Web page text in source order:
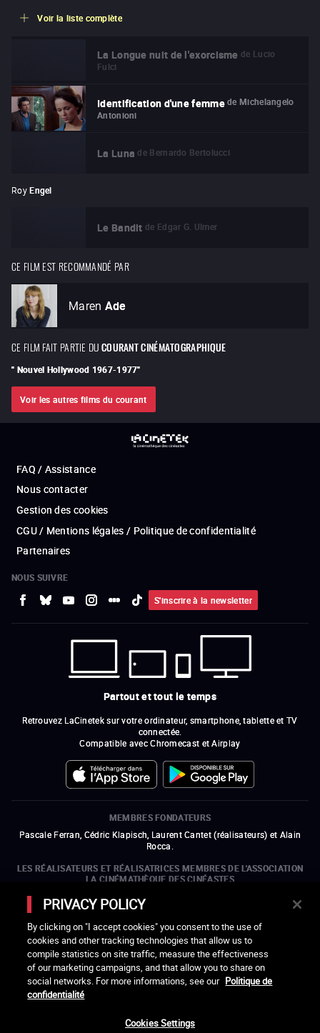
Voir la liste complète
La Longue nuit de l'exorcisme de Lucio
Fulci
Identification d'une femme de Michelangelo
Antonioni
La Luna de Bernardo Bertolucci
Roy Engel
Le Bandit de Edgar G. Ulmer
CE FILM EST RECOMMANDÉ PAR
Maren Ade
CE FILM FAIT PARTIE DUCOURANT CINÉMATOGRAPHIQUE
" Nouvel Hollywood 1967-1977"
Voir les autres films du courant
FAQ / Assistance
Nous contacter
Gestion des cookies
CGU / Mentions légales / Politique de confidentialité
Partenaires
NOUS SUIVRE
S'inscrire à la newsletter
Partout et tout le temps
Retrouvez LaCinetek sur votre ordinateur, smartphone, tablette et TV
connectée.
Compatible avec Chromecast et Airplay
MEMBRES FONDATEURS
Pascale Ferran, Cédric Klapisch, Laurent Cantet (réalisateurs) et Alain
Rocca.
LES RÉALISATEURS ET RÉALISATRICES MEMBRES DE L'ASSOCIATION
LA CINÉMATHÈQUE DES CINÉASTES
Olivier Assayas, Bertrand Bonello, Michel Hazanavicius (représentant de
l'ARP), Rebecca Zlotowski et Mikael Buch (représentant de la SRF)
LES ORGANISMES MEMBRES DE L'ASSOCIATION LA CINÉMATHÈQUE
DES CINÉASTES
PRIVACY POLICY
By clicking on "I accept cookies" you consent to the use of
cookies and other tracking technologies that allow us to
compile statistics on site traffic, measure the effectiveness
of our marketing campaigns, and that allow you to share on
social networks. For more informations, see our Politique de
confidentialité
Cookies Settings